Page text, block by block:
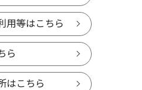
用等はこちら
ら
はこちら